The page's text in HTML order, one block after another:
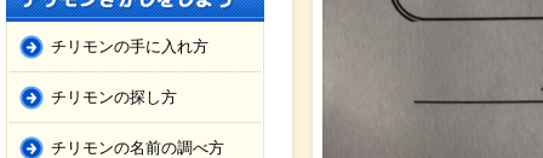
チリモンの手に入れ方
チリモンの探し方
チリモンの名前の調べ方